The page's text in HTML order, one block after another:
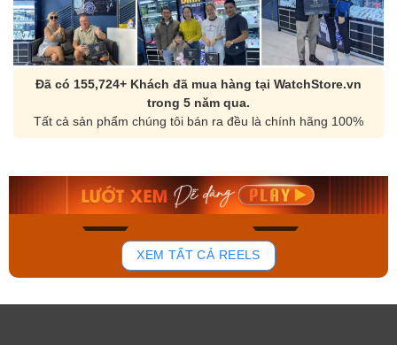
Đã có 155,724+ Khách đã mua hàng tại WatchStore.vn
trong 5 năm qua.
Tất cả sản phẩm chúng tôi bán ra đều là chính hãng 100%
133
Orient Nam RA-
Mua ngay
Casio Nam MTS-
Mua ngay
XEM TẤT CẢ REELS